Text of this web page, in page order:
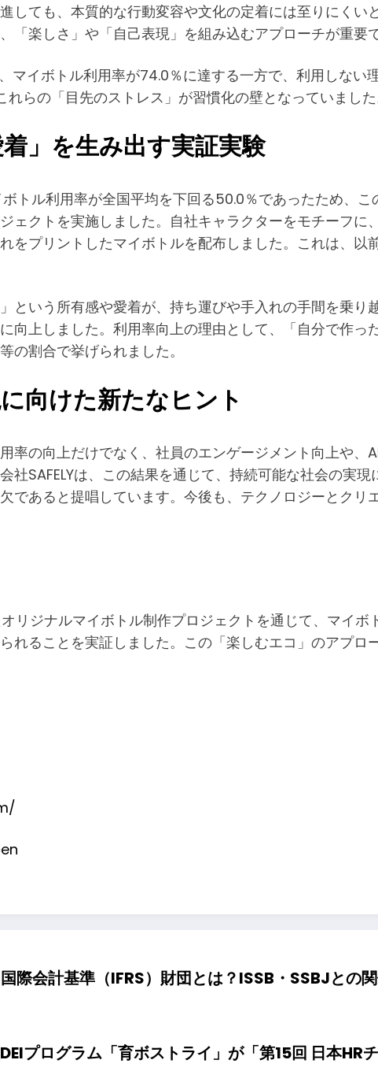
しても、本質的な行動変容や文化の定着には至りにくい
「楽しさ」や「自己表現」を組み込むアプローチが重要
マイボトル利用率が74.0％に達する一方で、利用しな
らの「目先のストレス」が習慣化の壁となっていました
」を生み出す実証実験
ボトル利用率が全国平均を下回る50.0％であったため、
ェクトを実施しました。自社キャラクターをモチーフ
をプリントしたマイボトルを配布しました。これは、
という所有感や愛着が、持ち運びや手入れの手間を乗
向上しました。利用率向上の理由として、「自分で作
の割合で挙げられました。
向けた新たなヒント
率の向上だけでなく、社員のエンゲージメント向上や
社SAFELYは、この結果を通じて、持続可能な社会の実
であると提唱しています。今後も、テクノロジーとク
リジナルマイボトル制作プロジェクトを通じて、マイ
れることを実証しました。この「楽しむエコ」のアプ
国際会計基準（IFRS）財団とは？ISSB・SSBJとの
プログラム「育ボストライ」が「第15回 日本HR